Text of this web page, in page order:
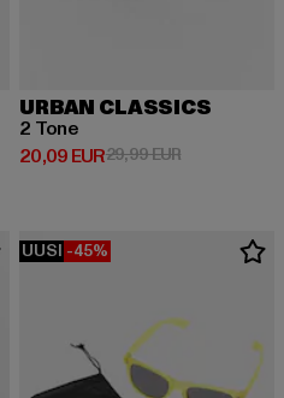
14,99 EUR
URBAN CLASSICS
2 Tone
20,09 EUR
Ajankohtainen hinta: 20,09 EUR
29,99 EUR
UUSI -45%